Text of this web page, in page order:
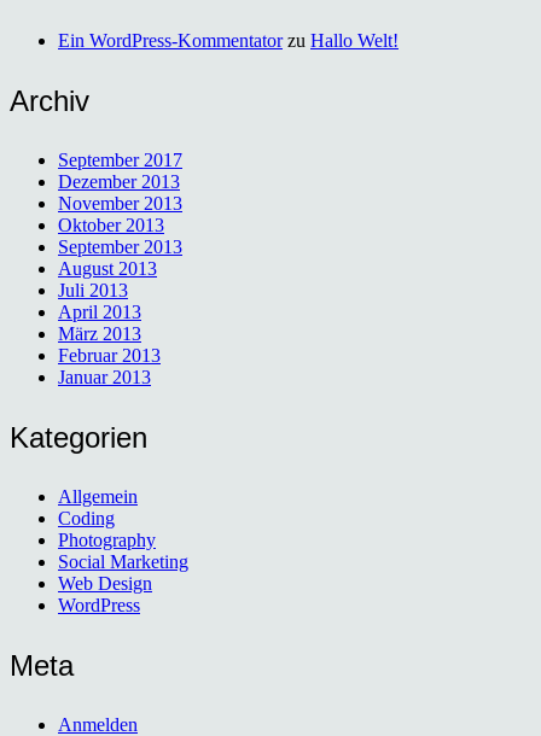
Ein WordPress-Kommentatorzu Hallo Welt!
Archiv
September 2017
Dezember 2013
November 2013
Oktober 2013
September 2013
August 2013
Juli 2013
April 2013
März 2013
Februar 2013
Januar 2013
Kategorien
Allgemein
Coding
Photography
Social Marketing
Web Design
WordPress
Meta
Anmelden